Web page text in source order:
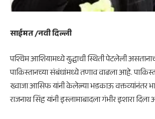
साईमत /नवी दिल्ली
पश्चिम आशियामध्ये युद्धाची स्थिती पेटलेली
पाकिस्तानच्या संबंधांमध्ये तणाव वाढला आहे.
ख्वाजा आसिफ यांनी केलेल्या भडकाऊ वक्तव्यांनंतर
राजनाथ सिंह यांनी इस्लामाबादला गंभीर इशारा